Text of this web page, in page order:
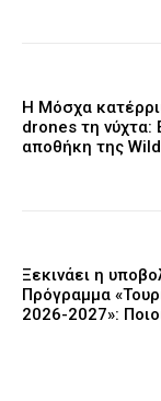
Η Μόσχα
drones τη νύχτα:
αποθήκη της
Ξεκινάει η
Πρόγραμμα
2026-2027»: